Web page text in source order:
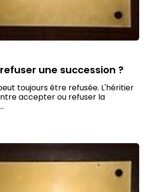
une succession ?
toujours être refusée. L'héritier
accepter ou refuser la